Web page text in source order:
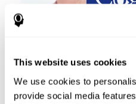
This website uses cookies
We use cookies to
provide social media